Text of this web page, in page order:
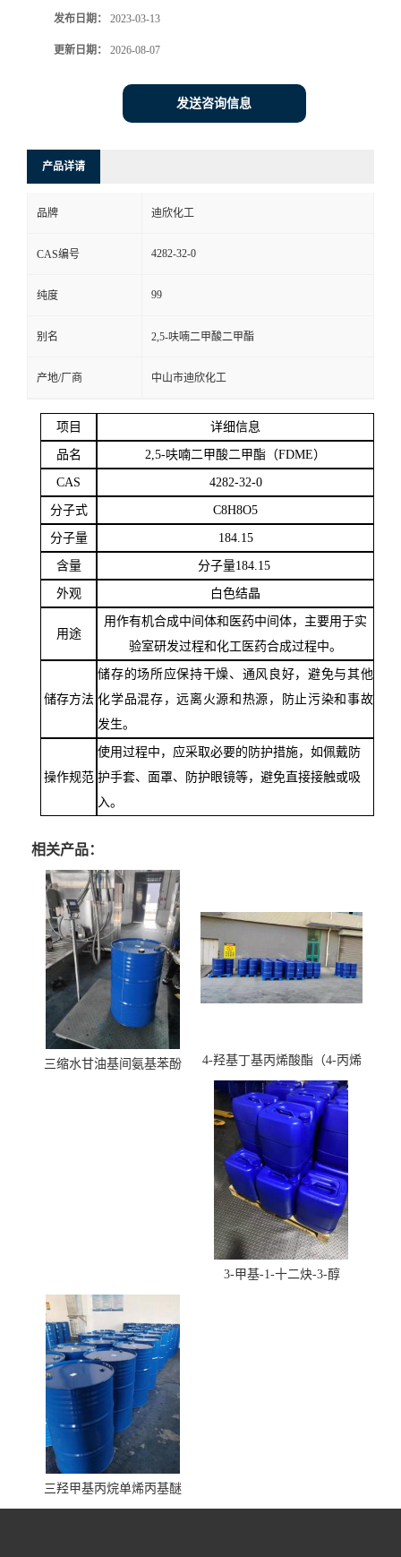
方
式
在
线
留
发布日期： 2023-03-13
更新日期： 2026-08-07
发送咨询信息
产品详请
品牌 迪欣化工
CAS编号 4282-32-0
纯度 99
别名 2,5-呋喃二甲酸二甲酯
产地/厂商 中山市迪欣化工
项目 详细信息
品名 2,5-呋喃二甲酸二甲酯（FDME）
CAS 4282-32-0
分子式 C8H8O5
分子量 184.15
含量 分子量184.15
外观 白色结晶
用途
用作有机合成中间体和医药中间体，主要用于实
验室研发过程和化工医药合成过程中。
储存方法
储存的场所应保持干燥、通风良好，避免与其他
化学品混存，远离火源和热源，防止污染和事故
发生。
操作规范
使用过程中，应采取必要的防护措施，如佩戴防
护手套、面罩、防护眼镜等，避免直接接触或吸
入。
相关产品：
三缩水甘油基间氨基苯酚
4-羟基丁基丙烯酸酯（4-丙烯
酸羟丁酯）
3-甲基-1-十二炔-3-醇
三羟甲基丙烷单烯丙基醚